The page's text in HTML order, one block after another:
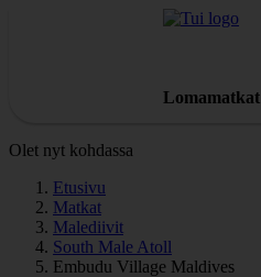
Lomamatkat
Olet nyt kohdassa
Etusivu
Matkat
Malediivit
South Male Atoll
Embudu Village Maldives